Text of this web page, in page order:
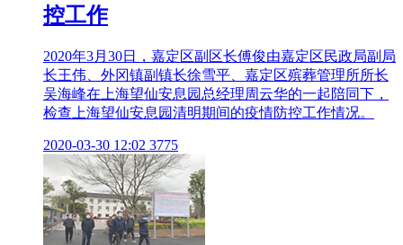
控工作
2020年3月30日，嘉定区副区长傅俊由嘉定区民政局副局
长王伟、外冈镇副镇长徐雪平、嘉定区殡葬管理所所长
吴海峰在上海望仙安息园总经理周云华的一起陪同下，
检查上海望仙安息园清明期间的疫情防控工作情况。
2020-03-30 12:02 3775